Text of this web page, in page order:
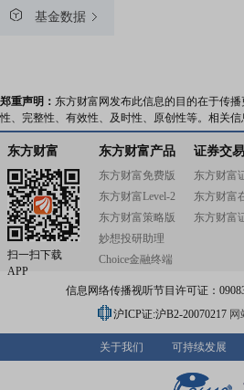
基金数据
郑重声明： 东方财富网发布此信息的目的在于传
性、完整性、有效性、及时性、原创性等。相关
东方财富
扫一扫下载
APP
东方财富产品
东方财富免费版
东方财富Level-2
东方财富策略版
妙想投研助理
Choice金融终端
证券交易
东方财富
东方财富
东方财富
信息网络传播视听节目许可证：
沪ICP证:沪B2-20070217 网
关于我们 可持续发展